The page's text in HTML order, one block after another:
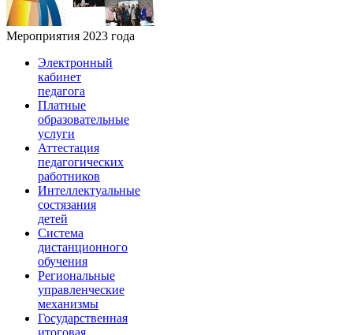
Мероприятия 2023 года
Электронный
кабинет
педагога
Платные
образовательные
услуги
Аттестация
педагогических
работников
Интеллектуальные
состязания
детей
Система
дистанционного
обучения
Региональные
управленческие
механизмы
Государственная